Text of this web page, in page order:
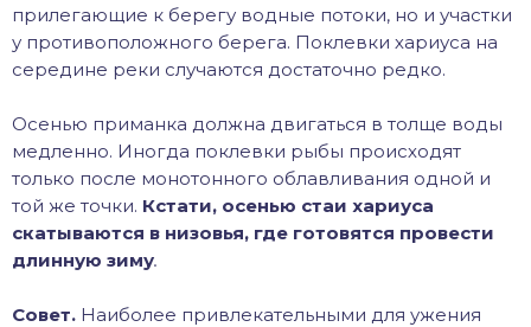
прилегающие к берегу водные потоки, но и участки
у противоположного берега. Поклевки хариуса на
середине реки случаются достаточно редко.
Осенью приманка должна двигаться в толще воды
медленно. Иногда поклевки рыбы происходят
только после монотонного облавливания одной и
той же точки. Кстати, осенью стаи хариуса
скатываются в низовья, где готовятся провести
длинную зиму.
Совет. Наиболее привлекательными для ужения